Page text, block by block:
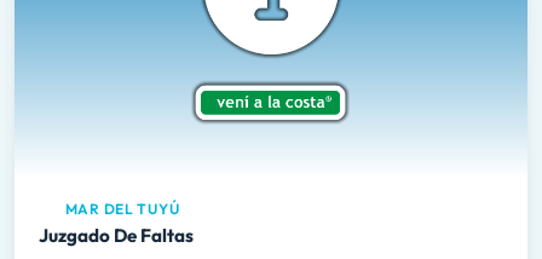
MAR DEL TUYÚ
Juzgado De Faltas